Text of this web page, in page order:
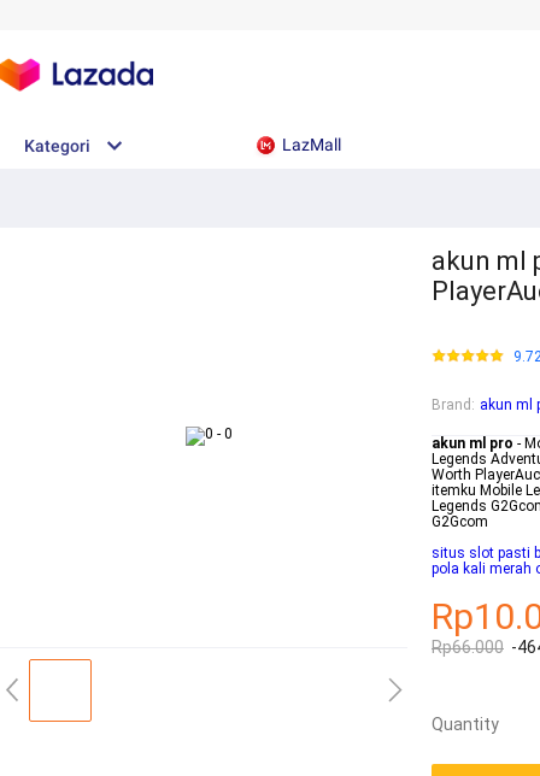
Kategori LazMall
akun ml
Brand : akun ml
akun ml pro -
Legends
Worth
itemku Mobile
Legends
G2Gcom
situs slot pasti
pola kali merah
Rp66.000 -
Quantity